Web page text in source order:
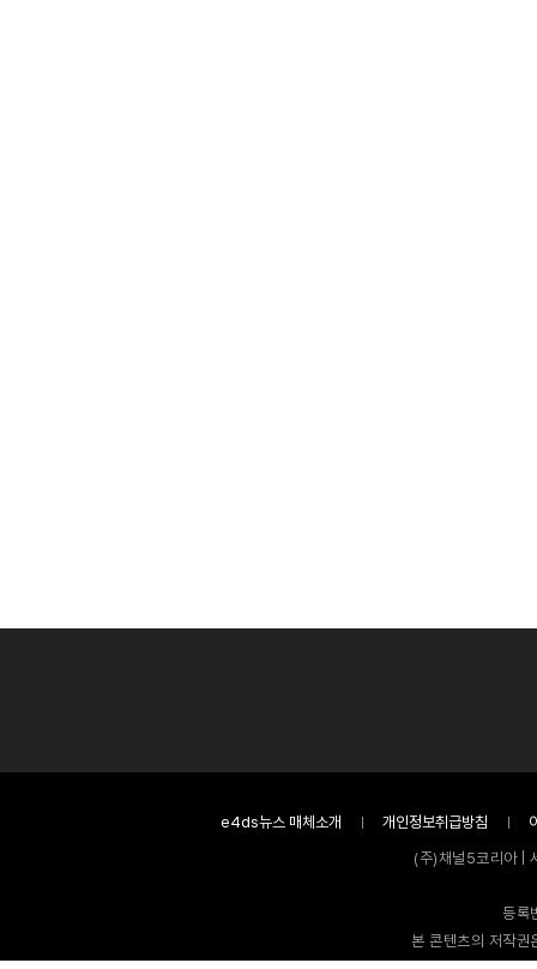
e4ds뉴스 매체소개 개인정보취급방침
(주)채널5코리아 |
등록
본 콘텐츠의 저작권